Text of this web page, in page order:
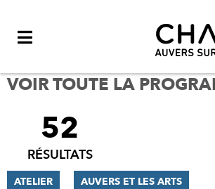
VOIR TOUTE LA
FILTRER
RÉSULTATS
52
RÉSULTATS
ATELIER AUVERS ET LES ARTS